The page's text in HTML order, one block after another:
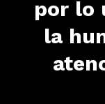
por lo
la